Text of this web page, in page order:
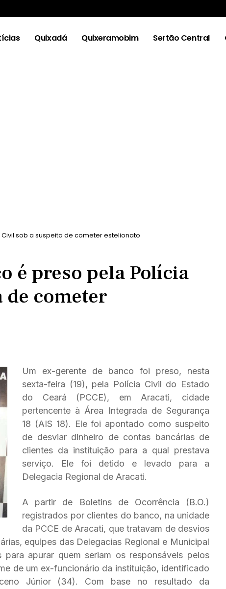
Quixadá Quixeramobim Sertão Central
sob a suspeita de cometer estelionato
é preso pela Polícia
de cometer
Um ex-gerente de banco foi preso, nesta
sexta-feira (19), pela Polícia Civil do Estado
do Ceará (PCCE), em Aracati, cidade
pertencente à Área Integrada de Segurança
18 (AIS 18). Ele foi apontado como suspeito
de desviar dinheiro de contas bancárias de
clientes da instituição para a qual prestava
serviço. Ele foi detido e levado para a
Delegacia Regional de Aracati.
A partir de Boletins de Ocorrência (B.O.)
registrados por clientes do banco, na unidade
da PCCE de Aracati, que tratavam de desvios
equipes das Delegacias Regional e Municipal
apurar quem seriam os responsáveis pelos
de um ex-funcionário da instituição, identificado
Júnior (34). Com base no resultado da